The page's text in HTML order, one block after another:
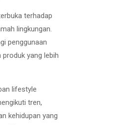
terhadap
lingkungan.
penggunaan
yang lebih
lifestyle
tren,
kehidupan yang